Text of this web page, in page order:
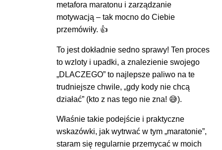
metafora maratonu i zarządzanie
motywacją – tak mocno do Ciebie
przemówiły. 👍
To jest dokładnie sedno sprawy! Ten proces
to wzloty i upadki, a znalezienie swojego
„DLACZEGO” to najlepsze paliwo na te
trudniejsze chwile, „gdy kody nie chcą
działać” (kto z nas tego nie zna! 😅).
Właśnie takie podejście i praktyczne
wskazówki, jak wytrwać w tym „maratonie”,
staram się regularnie przemycać w moich